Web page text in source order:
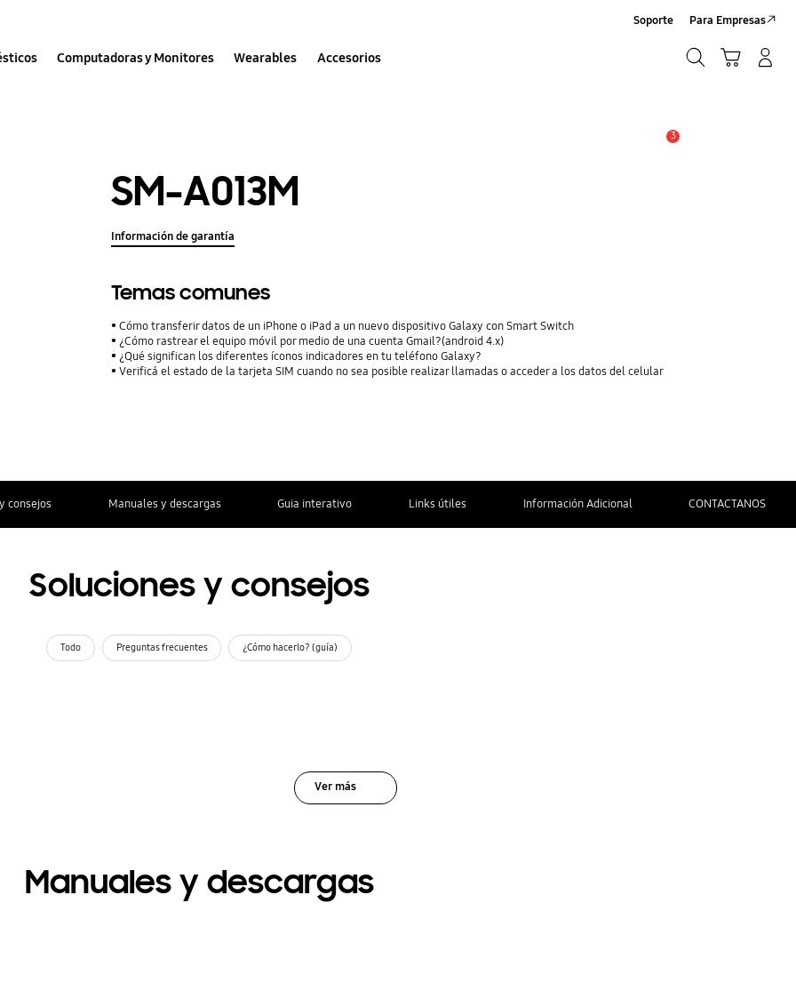
Computadoras y Monitores Wearables Accesorios
Soporte Para Empresas
3
SM-A013M
Información de garantía
Temas comunes
Cómo transferir datos de un iPhone o iPad a un nuevo dispositivo Galaxy con Smart Switch
¿Cómo rastrear el equipo móvil por medio de una cuenta Gmail?(android 4.x)
¿Qué significan los diferentes íconos indicadores en tu teléfono Galaxy?
Verificá el estado de la tarjeta SIM cuando no sea posible realizar llamadas o acceder a los datos del celular
consejos Manuales y descargas Guia interativo Links útiles Información Adicional CONTACTANOS
Soluciones y consejos
Todo Preguntas frecuentes ¿Cómo hacerlo? (guía)
Ver más
Manuales y descargas